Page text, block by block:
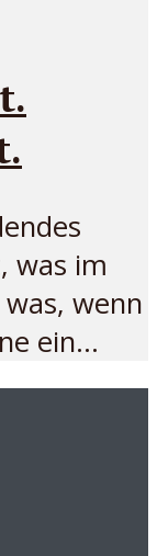
was im
wenn
ein...